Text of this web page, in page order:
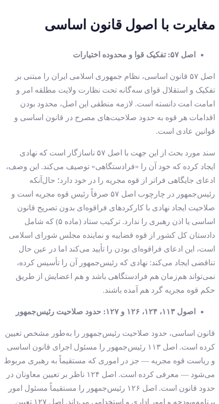
مغایرت با اصول قانون اساسی
اصل ۵۷: تفکیک قوا و محدوده اختیارات
اصل ۵۷ قانون اساسی، نظام جمهوری اسلامی ایران را مبتنی بر
تفکیک و استقلال قوای سه‌گانه تحت نظارت ولایت مطلقه امر و
امامت امت دانسته است. لازمه منطقی این اصل، محدود بودن
اقدامات هر قوه به حدود صلاحیت‌های مصرح در قانون اساسی و
قوانین عادی است.
سند مورد بحث از این جهت با اصل ۵۷ ناسازگار است که نهادی
ایجاد کرده که خود آن را «فرادستگاهی» توصیف می‌کند. این وصف،
ادعای جایگاهی فراتر از قوه مجریه را در خود دارد؛ حال‌آنکه
رئیس‌جمهور در چارچوب اصل ۵۷ صرفاً رئیس قوه مجریه است و
صلاحیت ایجاد نهادی با کارکردهای فراقوه‌ای بدون تصریح قانون
اساسی یا اذن رهبری را ندارد. ترکیب ستاد (ماده ۵) که شامل
دادستان کل کشور از قوه قضاییه و نماینده مجلس شورای اسلامی
است، این ادعای فراقوه‌ای بودن را تأیید می‌کند اما در عین حال
تناقضی ایجاد می‌کند: نهادی که رئیس‌جمهور آن را تأسیس کرده،
نمی‌تواند هم‌زمان هم فرادستگاهی باشد و هم اعضایش از طریق
حکم قوه مجریه گرد هم آمده باشند.
اصول ۱۱۳، ۱۲۴، ۱۲۶ و ۱۲۷: حدود صلاحیت رئیس‌جمهور
قانون اساسی، حدود صلاحیت رئیس‌جمهور را به‌طور مشخص تعیین
کرده است. اصل ۱۱۳ رئیس‌جمهور را مسئول اجرای قانون اساسی
و ریاست قوه مجریه — جز در اموری که مستقیماً به رهبری مربوط
می‌شود — معرفی کرده است. اصل ۱۲۴ ناظر بر تعیین معاونان در
حدود قانون است. اصل ۱۲۶ رئیس‌جمهور را مستقیماً مسئول امور
برنامه‌وبودجه و امور اداری و استخدامی می‌داند. اصل ۱۲۷ تعیین